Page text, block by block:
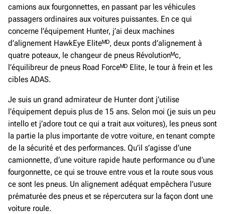
camions aux fourgonnettes, en passant par les véhicules
passagers ordinaires aux voitures puissantes. En ce qui
concerne l’équipement Hunter, j’ai deux machines
d’alignement HawkEye Eliteᴹᴰ, deux ponts d’alignement à
quatre poteaux, le changeur de pneus Révolutionᴹc,
l’équilibreur de pneus Road Forceᴹᴰ Elite, le tour à frein et les
cibles ADAS.
Je suis un grand admirateur de Hunter dont j’utilise
l’équipement depuis plus de 15 ans. Selon moi (je suis un peu
intello et j’adore tout ce qui a trait aux voitures), les pneus sont
la partie la plus importante de votre voiture, en tenant compte
de la sécurité et des performances. Qu’il s’agisse d’une
camionnette, d’une voiture rapide haute performance ou d’une
fourgonnette, ce qui se trouve entre vous et la route sous vous
ce sont les pneus. Un alignement adéquat empêchera l’usure
prématurée des pneus et se répercutera sur la façon dont une
voiture roule.